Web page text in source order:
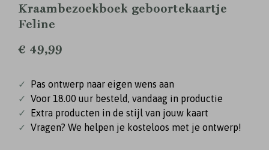
Kraambezoekboek geboortekaartje
Feline
€ 49,99
✓
Pas ontwerp naar eigen wens aan
✓ Voor 18.00 uur besteld, vandaag in productie
✓
Extra producten in de stijl van jouw kaart
✓ Vragen? We helpen je kosteloos met je ontwerp!